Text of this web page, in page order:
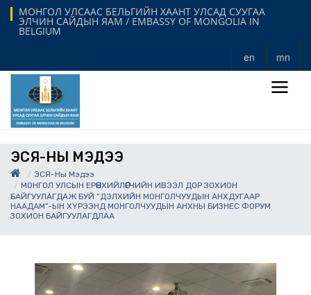
МОНГОЛ УЛСААС БЕЛЬГИЙН ХААНТ УЛСАД СУУГАА
ЭЛЧИН САЙДЫН ЯАМ / EMBASSY OF MONGOLIA IN
BELGIUM
en mn
ЭСЯ-НЫ МЭДЭЭ
ЭСЯ-Ны Мэдээ
МОНГОЛ УЛСЫН ЕРӨНХИЙЛӨГЧИЙН ИВЭЭЛ ДОР ЗОХИОН
БАЙГУУЛАГДАЖ БУЙ “ДЭЛХИЙН МОНГОЛЧУУДЫН АНХДУГААР
НААДАМ”-ЫН ХҮРЭЭНД МОНГОЛЧУУДЫН АНХНЫ БИЗНЕС ФОРУМ
ЗОХИОН БАЙГУУЛАГДЛАА